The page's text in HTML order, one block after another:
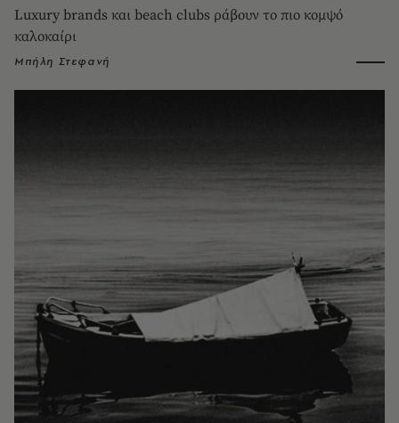
Luxury brands και beach clubs ράβουν το πιο κομψό
καλοκαίρι
Μπήλη Στεφανή